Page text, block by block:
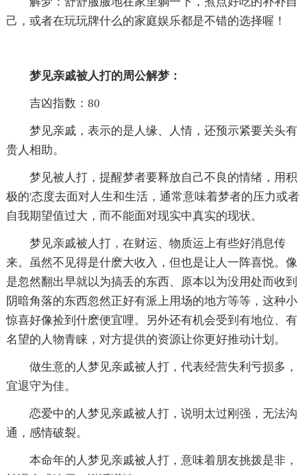
己，或者在玩玩牌什么的家庭娱乐都是不错的选择喔！
梦见亲戚被人打的周公解梦：
吉凶指数：80
梦见亲戚，表示的是人缘、人情，还预示紧要关头有
贵人相助。
梦见被人打，提醒梦者要释放自己不良的情绪，用积
极的'态度去面对人生和生活，通常意味着梦者的压力或者
自我期望值过大，而不能面对现实中真实的现状。
梦见亲戚被人打，在财运、物质运上有些好消息传
来。虽然不见得是什麽大收入，但也是让人一阵喜悦。像
是忽然翻出早就以为搞丢的东西、原本以为没用处而收到
阴暗角落的东西忽然正好有派上用场的地方等等，这种小
惊喜好像捡到什麽便宜哩。另外还有机会受到有地位、有
名望的人物青睐，对方提供的资源让你更好推动计划。
做生意的人梦见亲戚被人打，代表经营失利亏损多，
宜退守为佳。
恋爱中的人梦见亲戚被人打，说明太过刚强，无法沟
通，感情破裂。
本命年的人梦见亲戚被人打，意味着朋友挑拨是非，